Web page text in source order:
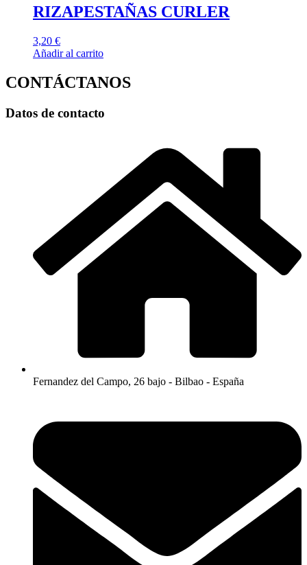
RIZAPESTAÑAS CURLER
3,20 €
Añadir al carrito
CONTÁCTANOS
Datos de contacto
Fernandez del Campo, 26 bajo - Bilbao - España